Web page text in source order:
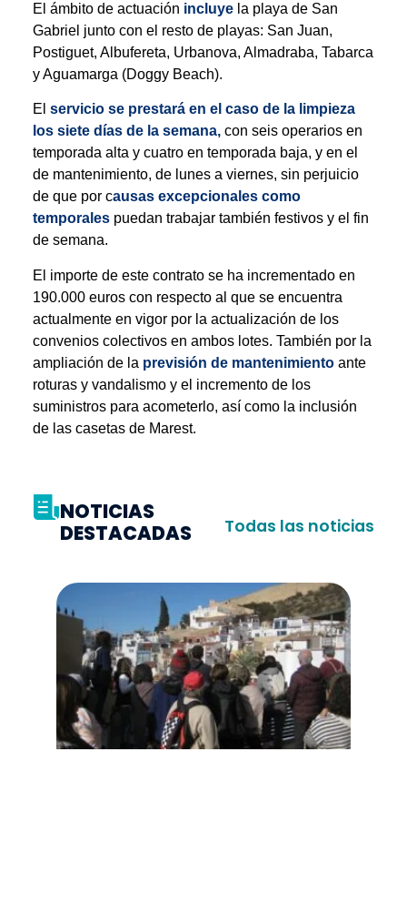
El ámbito de actuación incluyela playa de San
Gabriel junto con el resto de playas: San Juan,
Postiguet, Albufereta, Urbanova, Almadraba, Tabarca
y Aguamarga (Doggy Beach).
El servicio se prestará en el caso de la limpieza
los siete días de la semana,con seis operarios en
temporada alta y cuatro en temporada baja, y en el
de mantenimiento, de lunes a viernes, sin perjuicio
de que por causas excepcionales como
temporalespuedan trabajar también festivos y el fin
de semana.
El importe de este contrato se ha incrementado en
190.000 euros con respecto al que se encuentra
actualmente en vigor por la actualización de los
convenios colectivos en ambos lotes. También por la
ampliación de la previsión de mantenimientoante
roturas y vandalismo y el incremento de los
suministros para acometerlo, así como la inclusión
de las casetas de Marest.
NOTICIAS
DESTACADAS
Todas las noticias